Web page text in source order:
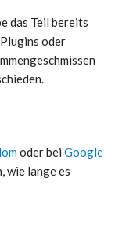
das Teil bereits
oder
oder bei Google
wie lange es